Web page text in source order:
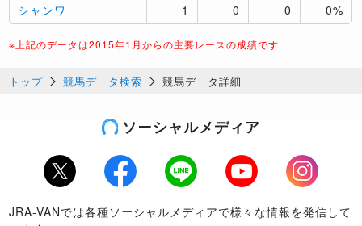
シャンワー 1 0 0 0%
※上記のデータは2015年1月からの主要レースの成績です
トップ 競馬データ検索 競馬データ詳細
ソーシャルメディア
Twitter Facebook LINE Youtube
Instagram
JRA-VANでは各種ソーシャルメディアで様々な情報を発信して